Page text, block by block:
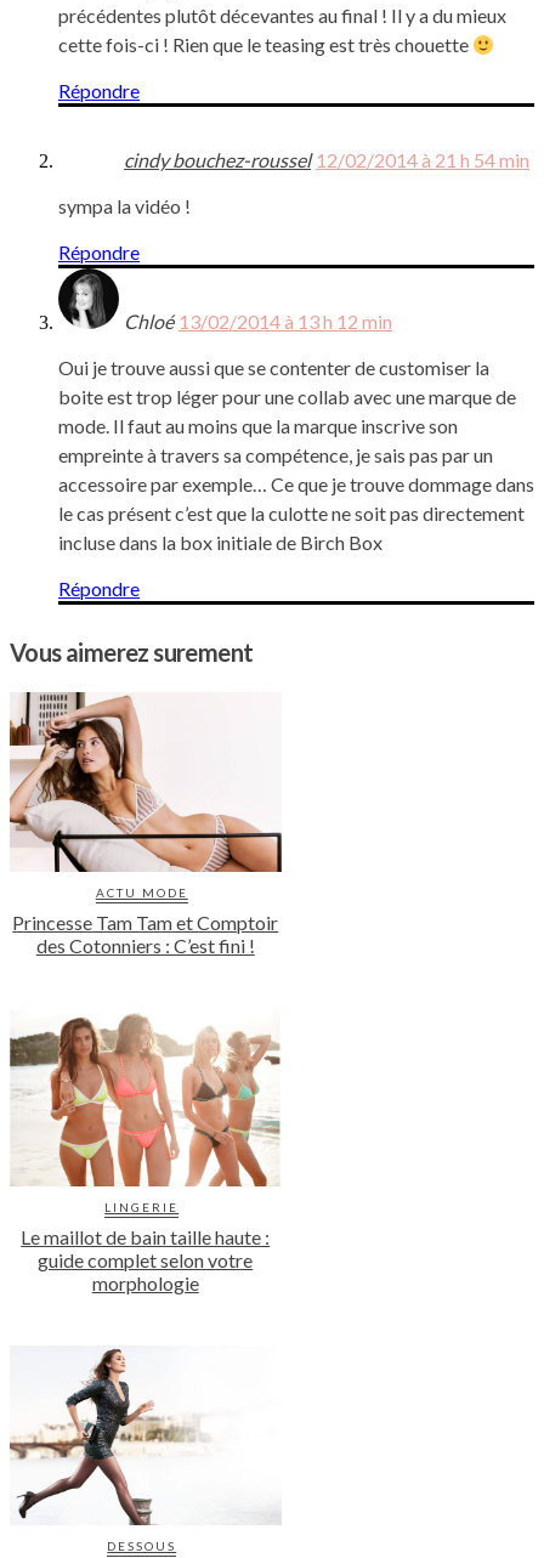
précédentes plutôt décevantes au final ! Il y a du mieux
cette fois-ci ! Rien que le teasing est très chouette
Répondre
cindy bouchez-roussel 12/02/2014 à 21 h 54 min
sympa la vidéo !
Répondre
Chloé 13/02/2014 à 13 h 12 min
Oui je trouve aussi que se contenter de customiser la
boite est trop léger pour une collab avec une marque de
mode. Il faut au moins que la marque inscrive son
empreinte à travers sa compétence, je sais pas par un
accessoire par exemple… Ce que je trouve dommage dans
le cas présent c’est que la culotte ne soit pas directement
incluse dans la box initiale de Birch Box
Répondre
Vous aimerez surement
ACTU MODE
Princesse Tam Tam et Comptoir
des Cotonniers : C’est fini !
LINGERIE
Le maillot de bain taille haute :
guide complet selon votre
morphologie
DESSOUS